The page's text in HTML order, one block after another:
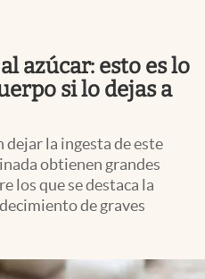
azúcar: esto es lo
si lo dejas a
dejar la ingesta de este
obtienen grandes
los que se destaca la
de graves